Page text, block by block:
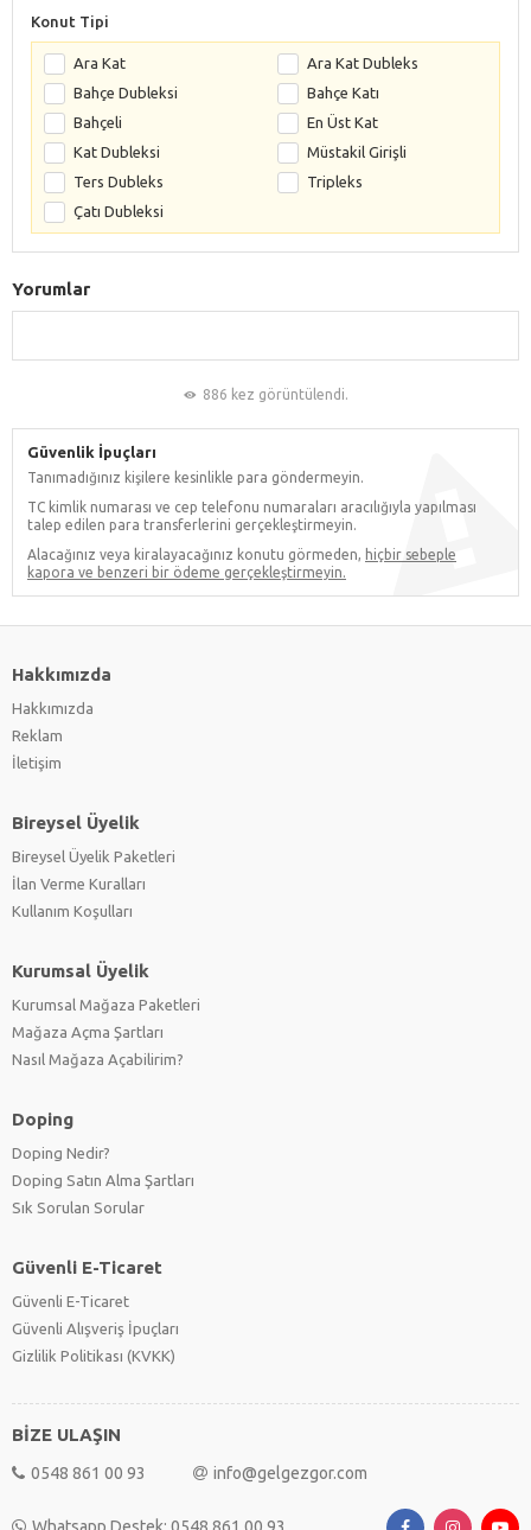
Konut Tipi
Ara Kat
Ara Kat Dubleks
Bahçe Dubleksi
Bahçe Katı
Bahçeli
En Üst Kat
Kat Dubleksi
Müstakil Girişli
Ters Dubleks
Tripleks
Çatı Dubleksi
Yorumlar
886 kez görüntülendi.
Güvenlik İpuçları
Tanımadığınız kişilere kesinlikle para göndermeyin.
TC kimlik numarası ve cep telefonu numaraları aracılığıyla yapılması
talep edilen para transferlerini gerçekleştirmeyin.
Alacağınız veya kiralayacağınız konutu görmeden, hiçbir sebeple
kapora ve benzeri bir ödeme gerçekleştirmeyin.
Hakkımızda
Hakkımızda
Reklam
İletişim
Bireysel Üyelik
Bireysel Üyelik Paketleri
İlan Verme Kuralları
Kullanım Koşulları
Kurumsal Üyelik
Kurumsal Mağaza Paketleri
Mağaza Açma Şartları
Nasıl Mağaza Açabilirim?
Doping
Doping Nedir?
Doping Satın Alma Şartları
Sık Sorulan Sorular
Güvenli E-Ticaret
Güvenli E-Ticaret
Güvenli Alışveriş İpuçları
Gizlilik Politikası (KVKK)
BİZE ULAŞIN
0548 861 00 93 info@gelgezgor.com
Whatsapp Destek: 0548 861 00 93